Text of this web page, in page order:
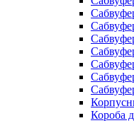
Короба